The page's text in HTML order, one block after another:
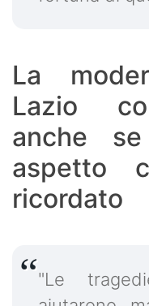
La
Lazio
anche
aspetto
ricordato
"Le